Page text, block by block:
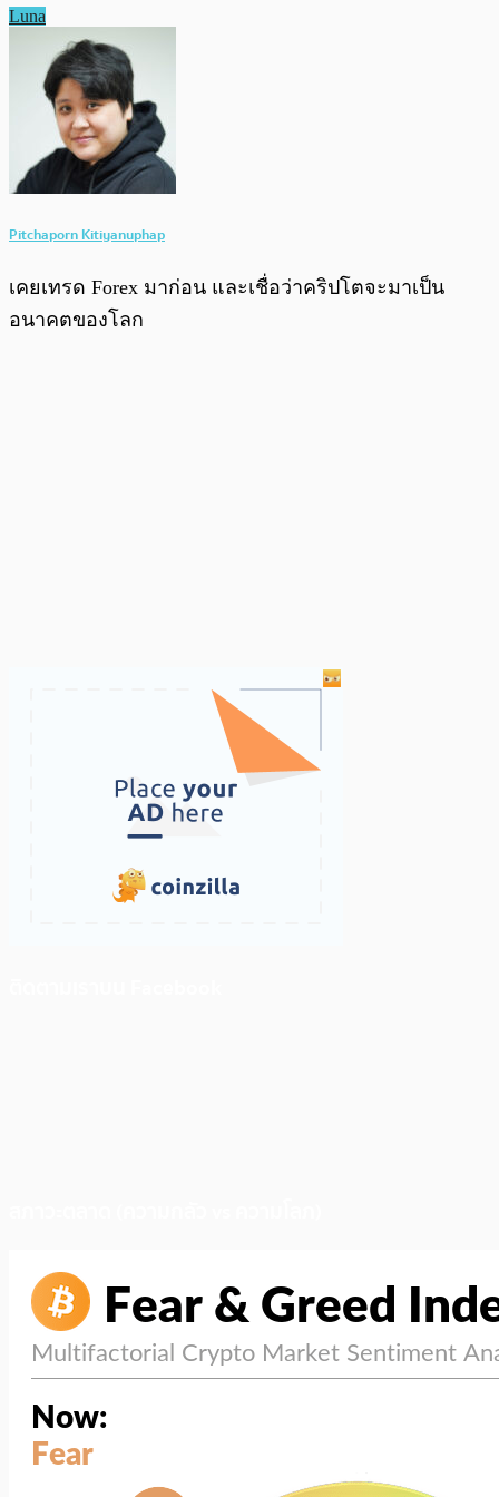
Luna
Pitchaporn Kitiyanuphap
เคยเทรด Forex มาก่อน และเชื่อว่าคริปโตจะมาเป็น
อนาคตของโลก